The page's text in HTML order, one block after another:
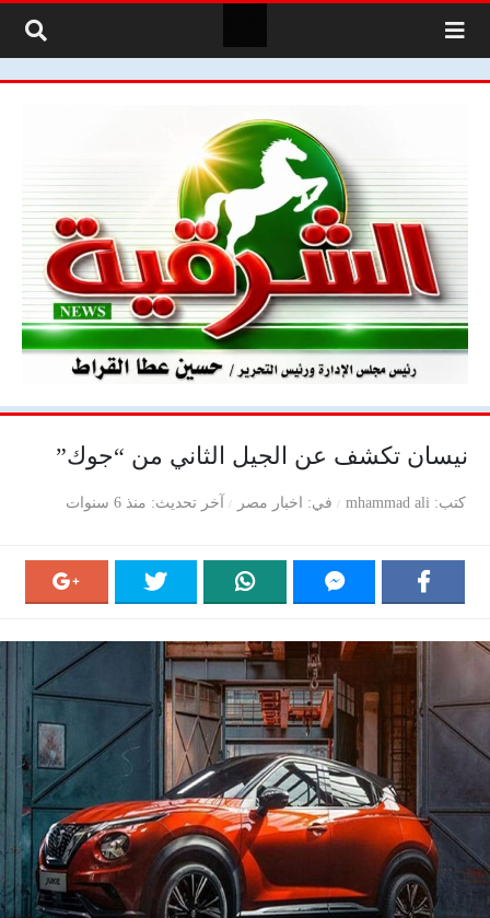
نيسان تكشف عن الجيل الثاني من “جوك”
كتب mhammad ali في اخبار مصر آخر تحديث منذ 6 سنوات